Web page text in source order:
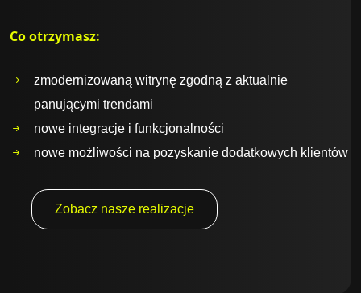
Co otrzymasz:
zmodernizowaną witrynę zgodną z aktualnie
panującymi trendami
nowe integracje i funkcjonalności
nowe możliwości na pozyskanie dodatkowych klientów
Zobacz nasze realizacje